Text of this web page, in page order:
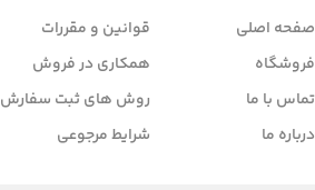
صفحه اصلی
فروشگاه
تماس با ما
درباره ما
قوانین و مقررات
همکاری در فروش
روش های ثبت سفارش
شرایط مرجوعی